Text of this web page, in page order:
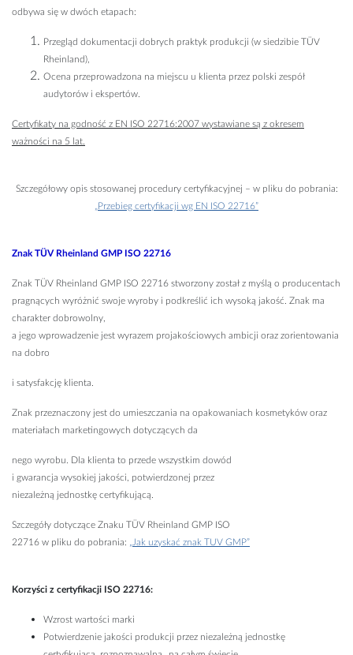
odbywa się w dwóch etapach:
Przegląd dokumentacji dobrych praktyk produkcji (w siedzibie TÜV
Rheinland),
Ocena przeprowadzona na miejscu u klienta przez polski zespół
audytorów i ekspertów.
Certyfikaty na godność z EN ISO 22716:2007 wystawiane są z okresem
ważności na 5 lat.
Szczegółowy opis stosowanej procedury certyfikacyjnej – w pliku do pobrania:
„Przebieg certyfikacji wg EN ISO 22716”
Znak TÜV Rheinland GMP ISO 22716
Znak TÜV Rheinland GMP ISO 22716 stworzony został z myślą o producentach
pragnących wyróżnić swoje wyroby i podkreślić ich wysoką jakość. Znak ma
charakter dobrowolny,
a jego wprowadzenie jest wyrazem projakościowych ambicji oraz zorientowania
na dobro
i satysfakcję klienta.
Znak przeznaczony jest do umieszczania na opakowaniach kosmetyków oraz
materiałach marketingowych dotyczących da
nego wyrobu. Dla klienta to przede wszystkim dowód
i gwarancja wysokiej jakości, potwierdzonej przez
niezależną jednostkę certyfikującą.
Szczegóły dotyczące Znaku TÜV Rheinland GMP ISO
22716 w pliku do pobrania:
„Jak uzyskać znak TUV GMP”
Korzyści z certyfikacji ISO 22716:
Wzrost wartości marki
Potwierdzenie jakości produkcji przez niezależną jednostkę